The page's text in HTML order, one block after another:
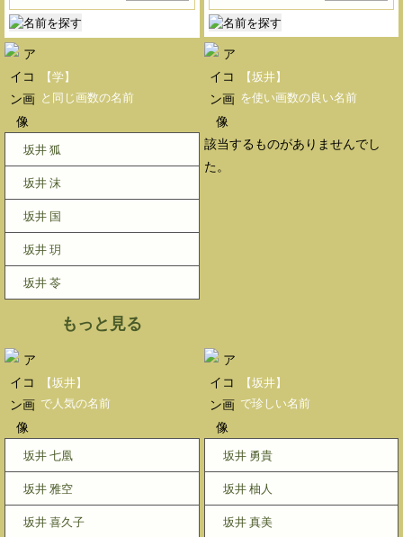
【学】
と同じ画数の名前
坂井 狐
坂井 沫
坂井 国
坂井 玥
坂井 苓
もっと見る
【坂井】
を使い画数の良い名前
該当するものがありませんでし
た。
【坂井】
で人気の名前
坂井 七凰
坂井 雅空
坂井 喜久子
【坂井】
で珍しい名前
坂井 勇貴
坂井 柚人
坂井 真美